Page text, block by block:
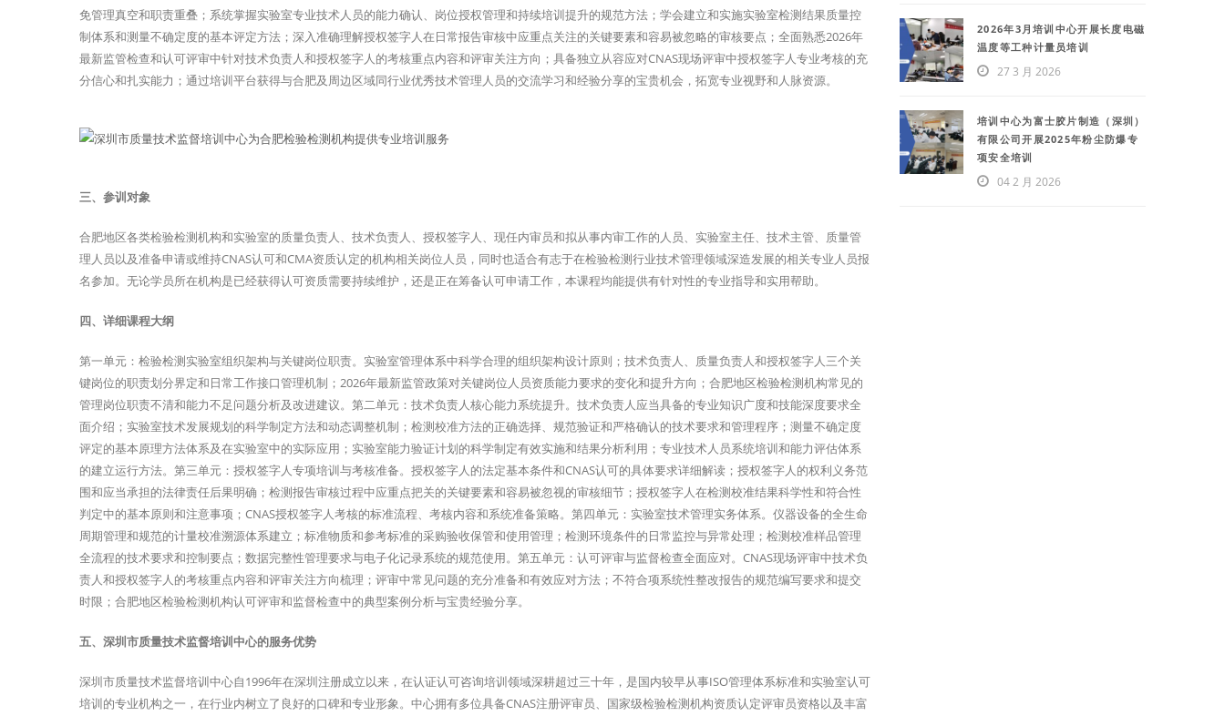
免管理真空和职责重叠；系统掌握实验室专业技术人员的能力确认、岗位授权管理和持续培训提升的规范方法；学会建立和实施实验室检测结果质量控
制体系和测量不确定度的基本评定方法；深入准确理解授权签字人在日常报告审核中应重点关注的关键要素和容易被忽略的审核要点；全面熟悉2026年
最新监管检查和认可评审中针对技术负责人和授权签字人的考核重点内容和评审关注方向；具备独立从容应对CNAS现场评审中授权签字人专业考核的充
分信心和扎实能力；通过培训平台获得与合肥及周边区域同行业优秀技术管理人员的交流学习和经验分享的宝贵机会，拓宽专业视野和人脉资源。
三、参训对象
合肥地区各类检验检测机构和实验室的质量负责人、技术负责人、授权签字人、现任内审员和拟从事内审工作的人员、实验室主任、技术主管、质量管
理人员以及准备申请或维持CNAS认可和CMA资质认定的机构相关岗位人员，同时也适合有志于在检验检测行业技术管理领域深造发展的相关专业人员报
名参加。无论学员所在机构是已经获得认可资质需要持续维护，还是正在筹备认可申请工作，本课程均能提供有针对性的专业指导和实用帮助。
四、详细课程大纲
第一单元：检验检测实验室组织架构与关键岗位职责。实验室管理体系中科学合理的组织架构设计原则；技术负责人、质量负责人和授权签字人三个关
键岗位的职责划分界定和日常工作接口管理机制；2026年最新监管政策对关键岗位人员资质能力要求的变化和提升方向；合肥地区检验检测机构常见的
管理岗位职责不清和能力不足问题分析及改进建议。第二单元：技术负责人核心能力系统提升。技术负责人应当具备的专业知识广度和技能深度要求全
面介绍；实验室技术发展规划的科学制定方法和动态调整机制；检测校准方法的正确选择、规范验证和严格确认的技术要求和管理程序；测量不确定度
评定的基本原理方法体系及在实验室中的实际应用；实验室能力验证计划的科学制定有效实施和结果分析利用；专业技术人员系统培训和能力评估体系
的建立运行方法。第三单元：授权签字人专项培训与考核准备。授权签字人的法定基本条件和CNAS认可的具体要求详细解读；授权签字人的权利义务范
围和应当承担的法律责任后果明确；检测报告审核过程中应重点把关的关键要素和容易被忽视的审核细节；授权签字人在检测校准结果科学性和符合性
判定中的基本原则和注意事项；CNAS授权签字人考核的标准流程、考核内容和系统准备策略。第四单元：实验室技术管理实务体系。仪器设备的全生命
周期管理和规范的计量校准溯源体系建立；标准物质和参考标准的采购验收保管和使用管理；检测环境条件的日常监控与异常处理；检测校准样品管理
全流程的技术要求和控制要点；数据完整性管理要求与电子化记录系统的规范使用。第五单元：认可评审与监督检查全面应对。CNAS现场评审中技术负
责人和授权签字人的考核重点内容和评审关注方向梳理；评审中常见问题的充分准备和有效应对方法；不符合项系统性整改报告的规范编写要求和提交
时限；合肥地区检验检测机构认可评审和监督检查中的典型案例分析与宝贵经验分享。
五、深圳市质量技术监督培训中心的服务优势
深圳市质量技术监督培训中心自1996年在深圳注册成立以来，在认证认可咨询培训领域深耕超过三十年，是国内较早从事ISO管理体系标准和实验室认可
培训的专业机构之一，在行业内树立了良好的口碑和专业形象。中心拥有多位具备CNAS注册评审员、国家级检验检测机构资质认定评审员资格以及丰富
2026年3月培训中心开展长度电磁
温度等工种计量员培训
27 3 月 2026
培训中心为富士胶片制造（深圳）
有限公司开展2025年粉尘防爆专
项安全培训
04 2 月 2026